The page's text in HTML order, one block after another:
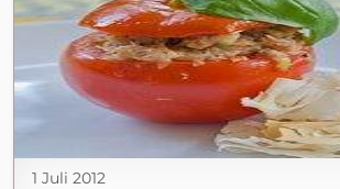
1 Juli 2012